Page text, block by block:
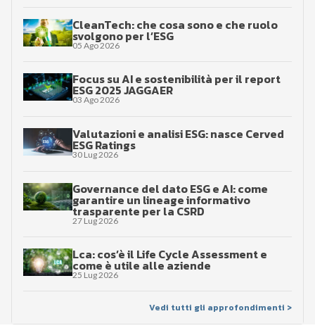
CleanTech: che cosa sono e che ruolo
svolgono per l’ESG
05 Ago 2026
Focus su AI e sostenibilità per il report
ESG 2025 JAGGAER
03 Ago 2026
Valutazioni e analisi ESG: nasce Cerved
ESG Ratings
30 Lug 2026
Governance del dato ESG e AI: come
garantire un lineage informativo
trasparente per la CSRD
27 Lug 2026
Lca: cos’è il Life Cycle Assessment e
come è utile alle aziende
25 Lug 2026
Vedi tutti gli approfondimenti >